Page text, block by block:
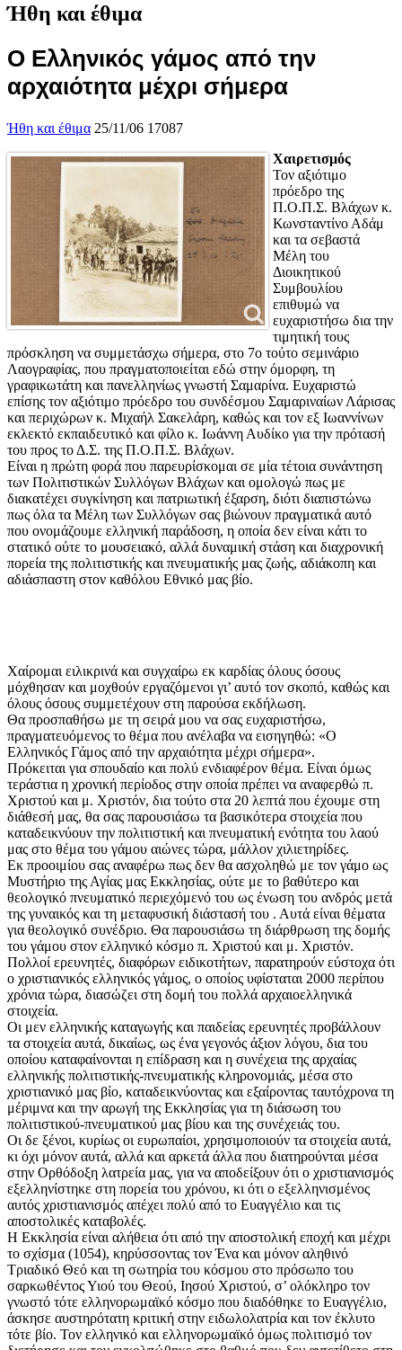
Ήθη και έθιμα
Ο Ελληνικός γάμος από την
αρχαιότητα μέχρι σήμερα
Ήθη και έθιμα 25/11/06 17087
Χαιρετισμός
Τον αξιότιμο
πρόεδρο της
Π.Ο.Π.Σ. Βλάχων κ.
Κωνσταντίνο Αδάμ
και τα σεβαστά
Μέλη του
Διοικητικού
Συμβουλίου
επιθυμώ να
ευχαριστήσω δια την
τιμητική τους
πρόσκληση να συμμετάσχω σήμερα, στο 7ο τούτο σεμινάριο
Λαογραφίας, που πραγματοποιείται εδώ στην όμορφη, τη
γραφικωτάτη και πανελληνίως γνωστή Σαμαρίνα. Ευχαριστώ
επίσης τον αξιότιμο πρόεδρο του συνδέσμου Σαμαριναίων Λάρισας
και περιχώρων κ. Μιχαήλ Σακελάρη, καθώς και τον εξ Ιωαννίνων
εκλεκτό εκπαιδευτικό και φίλο κ. Ιωάννη Αυδίκο για την πρότασή
του προς το Δ.Σ. της Π.Ο.Π.Σ. Βλάχων.
Είναι η πρώτη φορά που παρευρίσκομαι σε μία τέτοια συνάντηση
των Πολιτιστικών Συλλόγων Βλάχων και ομολογώ πως με
διακατέχει συγκίνηση και πατριωτική έξαρση, διότι διαπιστώνω
πως όλα τα Μέλη των Συλλόγων σας βιώνουν πραγματικά αυτό
που ονομάζουμε ελληνική παράδοση, η οποία δεν είναι κάτι το
στατικό ούτε το μουσειακό, αλλά δυναμική στάση και διαχρονική
πορεία της πολιτιστικής και πνευματικής μας ζωής, αδιάκοπη και
αδιάσπαστη στον καθόλου Εθνικό μας βίο.
Χαίρομαι ειλικρινά και συγχαίρω εκ καρδίας όλους όσους
μόχθησαν και μοχθούν εργαζόμενοι γι’ αυτό τον σκοπό, καθώς και
όλους όσους συμμετέχουν στη παρούσα εκδήλωση.
Θα προσπαθήσω με τη σειρά μου να σας ευχαριστήσω,
πραγματευόμενος το θέμα που ανέλαβα να εισηγηθώ: «Ο
Ελληνικός Γάμος από την αρχαιότητα μέχρι σήμερα».
Πρόκειται για σπουδαίο και πολύ ενδιαφέρον θέμα. Είναι όμως
τεράστια η χρονική περίοδος στην οποία πρέπει να αναφερθώ π.
Χριστού και μ. Χριστόν, δια τούτο στα 20 λεπτά που έχουμε στη
διάθεσή μας, θα σας παρουσιάσω τα βασικότερα στοιχεία που
καταδεικνύουν την πολιτιστική και πνευματική ενότητα του λαού
μας στο θέμα του γάμου αιώνες τώρα, μάλλον χιλιετηρίδες.
Εκ προοιμίου σας αναφέρω πως δεν θα ασχοληθώ με τον γάμο ως
Μυστήριο της Αγίας μας Εκκλησίας, ούτε με το βαθύτερο και
θεολογικό πνευματικό περιεχόμενό του ως ένωση του ανδρός μετά
της γυναικός και τη μεταφυσική διάστασή του . Αυτά είναι θέματα
για θεολογικό συνέδριο. Θα παρουσιάσω τη διάρθρωση της δομής
του γάμου στον ελληνικό κόσμο π. Χριστού και μ. Χριστόν.
Πολλοί ερευνητές, διαφόρων ειδικοτήτων, παρατηρούν εύστοχα ότι
ο χριστιανικός ελληνικός γάμος, ο οποίος υφίσταται 2000 περίπου
χρόνια τώρα, διασώζει στη δομή του πολλά αρχαιοελληνικά
στοιχεία.
Οι μεν ελληνικής καταγωγής και παιδείας ερευνητές προβάλλουν
τα στοιχεία αυτά, δικαίως, ως ένα γεγονός άξιον λόγου, δια του
οποίου καταφαίνονται η επίδραση και η συνέχεια της αρχαίας
ελληνικής πολιτιστικής-πνευματικής κληρονομιάς, μέσα στο
χριστιανικό μας βίο, καταδεικνύοντας και εξαίροντας ταυτόχρονα τη
μέριμνα και την αρωγή της Εκκλησίας για τη διάσωση του
πολιτιστικού-πνευματικού μας βίου και της συνέχειάς του.
Οι δε ξένοι, κυρίως οι ευρωπαίοι, χρησιμοποιούν τα στοιχεία αυτά,
κι όχι μόνον αυτά, αλλά και αρκετά άλλα που διατηρούνται μέσα
στην Ορθόδοξη λατρεία μας, για να αποδείξουν ότι ο χριστιανισμός
εξελληνίστηκε στη πορεία του χρόνου, κι ότι ο εξελληνισμένος
αυτός χριστιανισμός απέχει πολύ από το Ευαγγέλιο και τις
αποστολικές καταβολές.
Η Εκκλησία είναι αλήθεια ότι από την αποστολική εποχή και μέχρι
το σχίσμα (1054), κηρύσσοντας τον Ένα και μόνον αληθινό
Τριαδικό Θεό και τη σωτηρία του κόσμου στο πρόσωπο του
σαρκωθέντος Υιού του Θεού, Ιησού Χριστού, σ’ ολόκληρο τον
γνωστό τότε ελληνορωμαϊκό κόσμο που διαδόθηκε το Ευαγγέλιο,
άσκησε αυστηρότατη κριτική στην ειδωλολατρία και τον έκλυτο
τότε βίο. Τον ελληνικό και ελληνορωμαϊκό όμως πολιτισμό τον